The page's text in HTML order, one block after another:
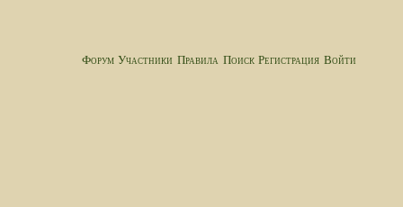
Форум Участники Правила Поиск Регистрация Войти